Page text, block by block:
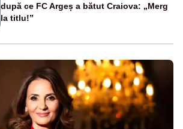
după ce FC Argeș a bătut Craiova: „Merg
la titlu!”